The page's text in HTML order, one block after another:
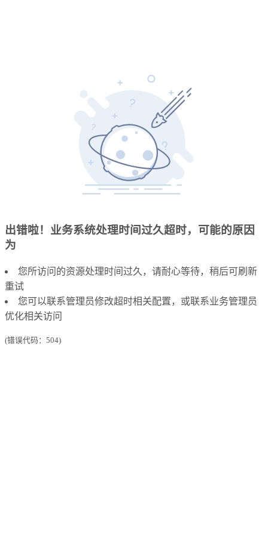
出错啦！业务系统处理时间过久超时，可能的原因
为
您所访问的资源处理时间过久，请耐心等待，稍后可刷新
重试
您可以联系管理员修改超时相关配置，或联系业务管理员
优化相关访问
(错误代码：504)